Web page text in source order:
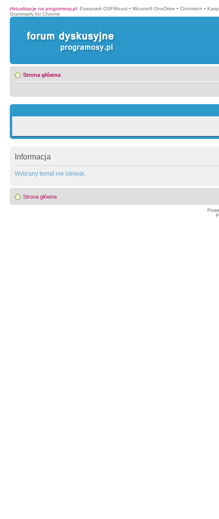
Aktualizacje na programosy.pl: Passmark OSFMount • Microsoft OneDrive • Chromium •
Grammarly for Chrome
Strona główna
Informacja
Wybrany temat nie istnieje.
Strona główna